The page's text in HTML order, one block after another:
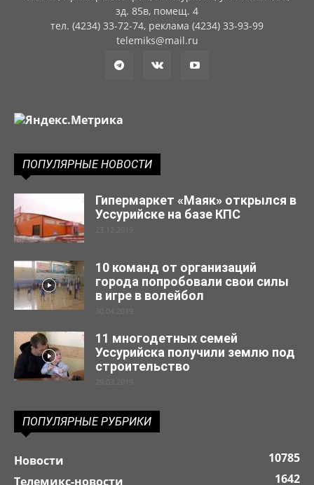
зд. 85в, помещ. 4
тел. (4234) 33-72-74, реклама (4234) 33-93-99
telemiks@mail.ru
ПОПУЛЯРНЫЕ НОВОСТИ
Гипермаркет «Маяк» открылся в
Уссурийске на базе КПС
23.12.2019
10 команд от организаций
города попробовали свои силы
в игре в волейбол
30.04.2019
11 многодетных семей
Уссурийска получили землю под
строительство
29.03.2019
ПОПУЛЯРНЫЕ РУБРИКИ
Новости
10785
Телемикс-новости
1642